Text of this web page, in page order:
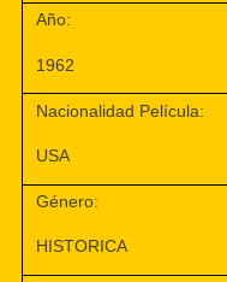
Año:
1962
Nacionalidad Película:
USA
Género:
HISTORICA